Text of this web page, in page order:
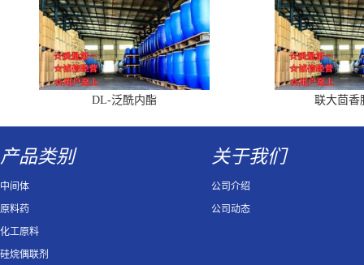
DL-泛酰内酯 联大茴香
产品类别
中间体
原料药
化工原料
硅烷偶联剂
关于我们
公司介绍
公司动态